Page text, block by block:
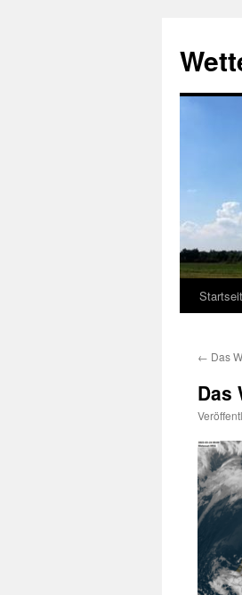
springen
← Das
Das